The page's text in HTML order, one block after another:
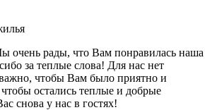
очень рады, что Вам понравилась наша
за теплые слова! Для нас нет
чтобы Вам было приятно и
остались теплые и добрые
снова у нас в гостях!